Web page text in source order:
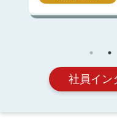
社員イン